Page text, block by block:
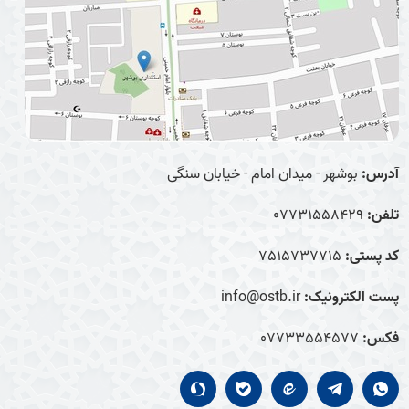
آدرس: بوشهر - میدان امام - خیابان سنگی
تلفن: 07731558429
کد پستی: 7515737715
پست الکترونیک:info@ostb.ir
فکس: 07733554577